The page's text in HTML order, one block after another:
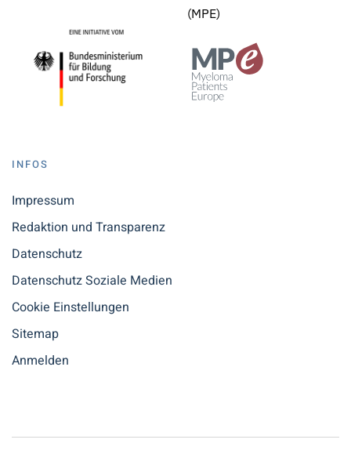
(MPE)
INFOS
Impressum
Redaktion und Transparenz
Datenschutz
Datenschutz Soziale Medien
Cookie Einstellungen
Sitemap
Anmelden